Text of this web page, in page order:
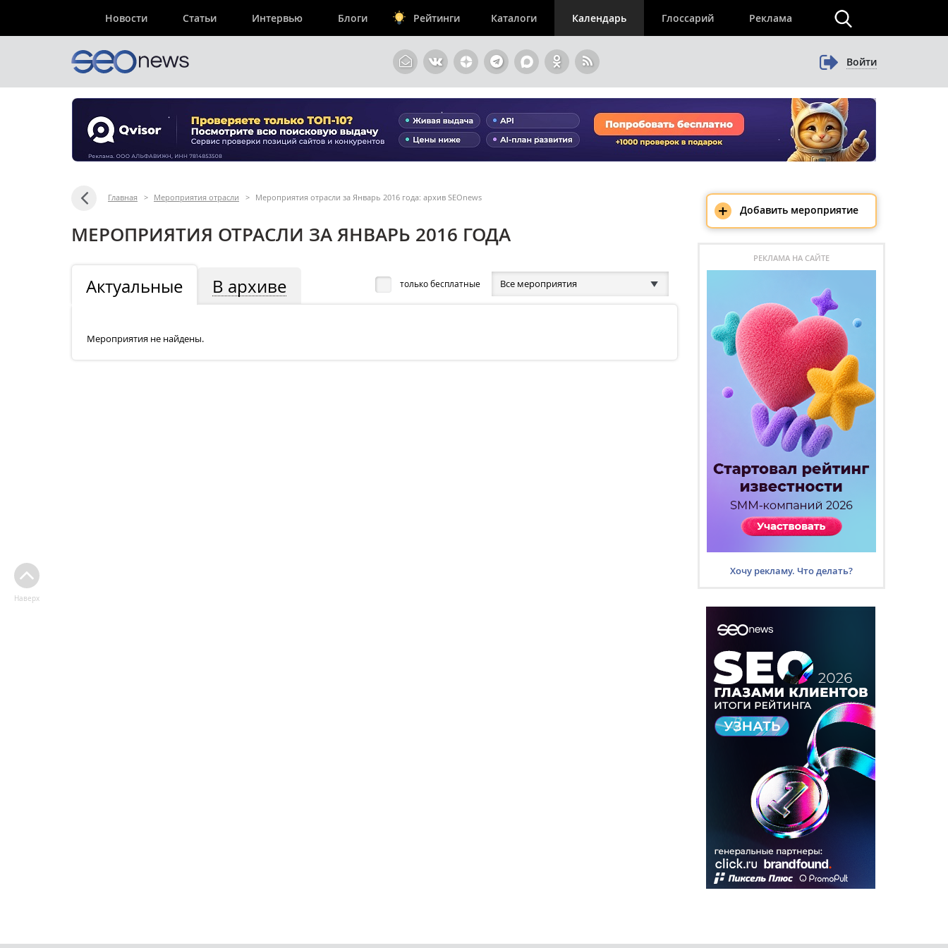
Новости Статьи Интервью Блоги Рейтинги Каталоги Календарь Глоссарий Реклама
Войти
Главная > Мероприятия отрасли > Мероприятия отрасли за Январь 2016 года: архив SEOnews
МЕРОПРИЯТИЯ ОТРАСЛИ ЗА ЯНВАРЬ 2016 ГОДА
Актуальные В архиве только бесплатные Все мероприятия
Мероприятия не найдены.
Наверх
+ Добавить мероприятие
РЕКЛАМА НА САЙТЕ
Хочу рекламу. Что делать?